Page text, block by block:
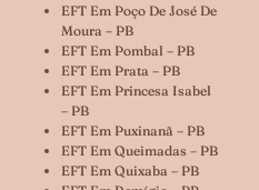
EFT Em Poço De José De
Moura – PB
EFT Em Pombal – PB
EFT Em Prata – PB
EFT Em Princesa Isabel
– PB
EFT Em Puxinanã – PB
EFT Em Queimadas – PB
EFT Em Quixaba – PB